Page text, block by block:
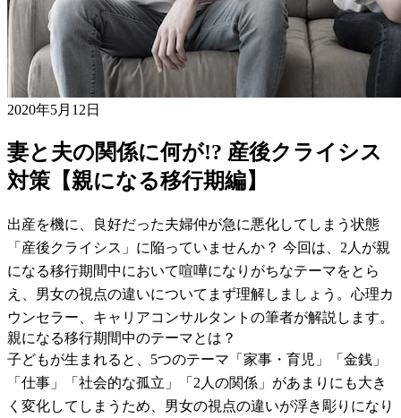
2020年5月12日
妻と夫の関係に何が!? 産後クライシス
対策【親になる移行期編】
出産を機に、良好だった夫婦仲が急に悪化してしまう状態
「産後クライシス」に陥っていませんか？ 今回は、2人が親
になる移行期間中において喧嘩になりがちなテーマをとら
え、男女の視点の違いについてまず理解しましょう。心理カ
ウンセラー、キャリアコンサルタントの筆者が解説します。
親になる移行期間中のテーマとは？
子どもが生まれると、5つのテーマ「家事・育児」「金銭」
「仕事」「社会的な孤立」「2人の関係」があまりにも大き
く変化してしまうため、男女の視点の違いが浮き彫りになり